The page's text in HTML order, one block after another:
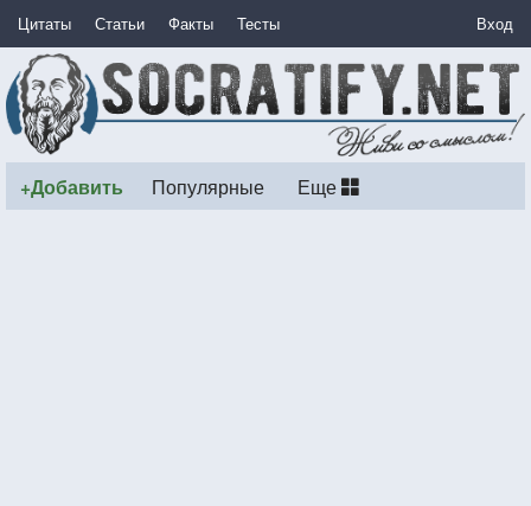
Цитаты Статьи Факты Тесты Вход
+Добавить Популярные Еще